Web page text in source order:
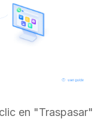
en "Traspasar"